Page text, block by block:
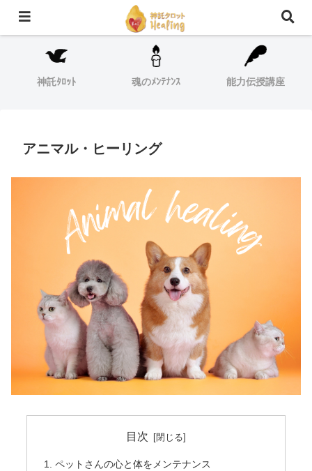
モバイルは左上【≡】をクリック
神託ﾀﾛｯﾄ 魂のﾒﾝﾃﾅﾝｽ 能力伝授講座
アニマル・ヒーリング
目次
ペットさんの心と体をメンテナンス